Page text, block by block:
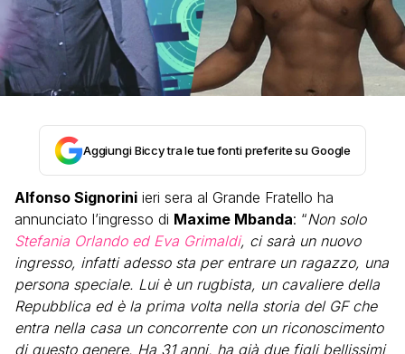
Aggiungi Biccy tra le tue fonti preferite su Google
Alfonso Signorini ieri sera al Grande Fratello ha
annunciato l’ingresso di Maxime Mbanda: “Non solo
Stefania Orlando ed Eva Grimaldi, ci sarà un nuovo
ingresso, infatti adesso sta per entrare un ragazzo, una
persona speciale. Lui è un rugbista, un cavaliere della
Repubblica ed è la prima volta nella storia del GF che
entra nella casa un concorrente con un riconoscimento
di questo genere. Ha 31 anni, ha già due figli bellissimi